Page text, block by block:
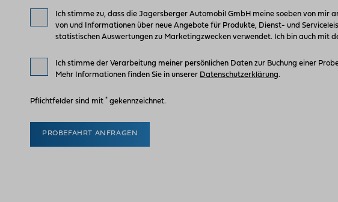
Ich stimme zu, dass die Jagersberger Automobil GmbH meine soeben von
von und Informationen über neue Angebote für Produkte, Dienst- und
statistischen Auswertungen zu Marketingzwecken verwendet. Ich bin auch mit
Ich stimme der Verarbeitung meiner persönlichen Daten zur Buchung einer
Mehr Informationen finden Sie in unserer Datenschutzerklärung.
Pflichtfelder sind mit * gekennzeichnet.